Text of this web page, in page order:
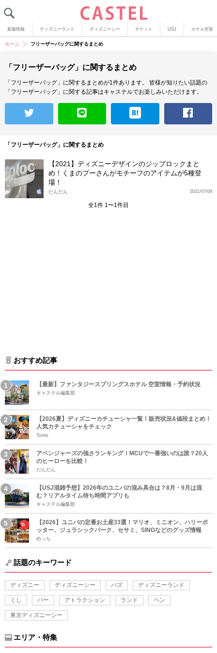
新着情報 ディズニーランド ディズニーシー チケット USJ ホテル空室
ホーム フリーザーバッグに関するまとめ
「フリーザーバッグ」に関するまとめ
「フリーザーバッグ」に関するまとめが1件あります。
皆様が知りたい話題の
「フリーザーバッグ」に関する記事はキャステルでお楽しみいただけます。
「フリーザーバッグ」に関するまとめ
【2021】ディズニーデザインのジップロックまと
め！くまのプーさんがモチーフのアイテムが5種登
場！
2021/07/09
だんだん
全1件 1〜1件目
おすすめ記事
【最新】ファンタジースプリングスホテル 空室情報・予約状況
キャステル編集部
【2026夏】ディズニーカチューシャ一覧！販売状況&値段まとめ！
人気カチューシャをチェック
Tomo
アベンジャーズの強さランキング！MCUで一番強いのは誰？20人
のヒーローを比較！
だんだん
【USJ混雑予想】2026年のユニバの混み具合は？8月・9月は混
む？リアルタイム待ち時間アプリも
キャステル編集部
【2026】ユニバの定番お土産33選！マリオ、ミニオン、ハリーポ
ッター、ジュラシックパーク、セサミ、SINGなどのグッズ情報
めっち
話題のキーワード
ディズニー ディズニーシー バズ ディズニーランド
くし バー アトラクション ランド ペン
東京ディズニーシー
エリア・特集